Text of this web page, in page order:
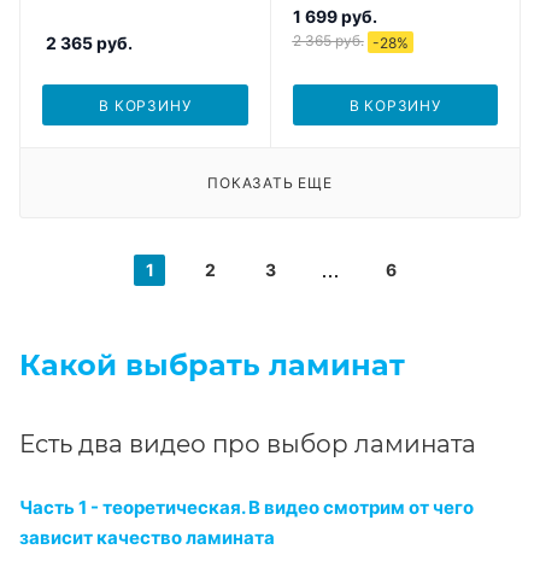
2 365руб.
В КОРЗИНУ
1 699руб.
2 365руб. -28%
В КОРЗИНУ
ПОКАЗАТЬ ЕЩЕ
1 2 3 6
Какой выбрать ламинат
Есть два видео про выбор ламината
Часть 1 - теоретическая. В видео смотрим от чего
зависит качество ламината